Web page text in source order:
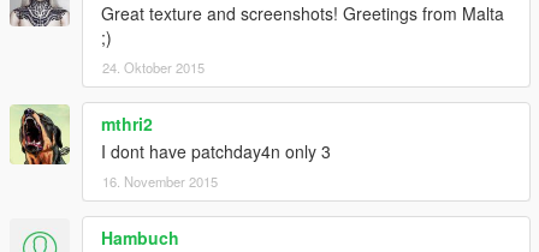
Great texture and screenshots! Greetings from Malta
;)
24. Oktober 2015
mthri2
I dont have patchday4n only 3
16. November 2015
Hambuch